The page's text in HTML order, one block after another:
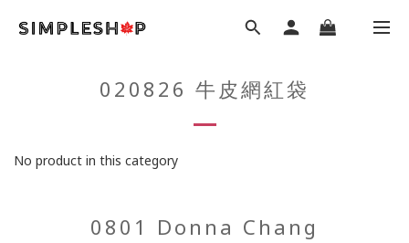
020826 牛皮網紅袋
No product in this category
0801 Donna Chang